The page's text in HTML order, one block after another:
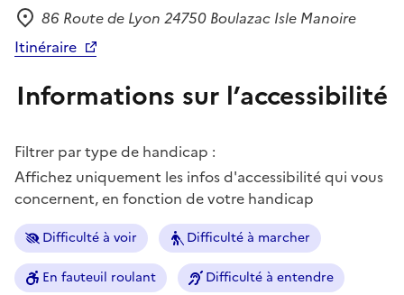
Adresse
86 Route de Lyon 24750 Boulazac Isle Manoire
Itinéraire
Informations sur l’accessibilité
Filtrer par type de handicap :
Affichez uniquement les infos d'accessibilité qui vous
concernent, en fonction de votre handicap
Difficulté à voir Difficulté à marcher
En fauteuil roulant Difficulté à entendre